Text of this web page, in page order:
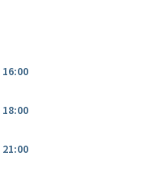
16:00
18:00
21:00